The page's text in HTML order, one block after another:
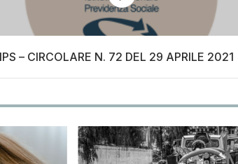
– CIRCOLARE N. 72 DEL 29 APRILE 2021